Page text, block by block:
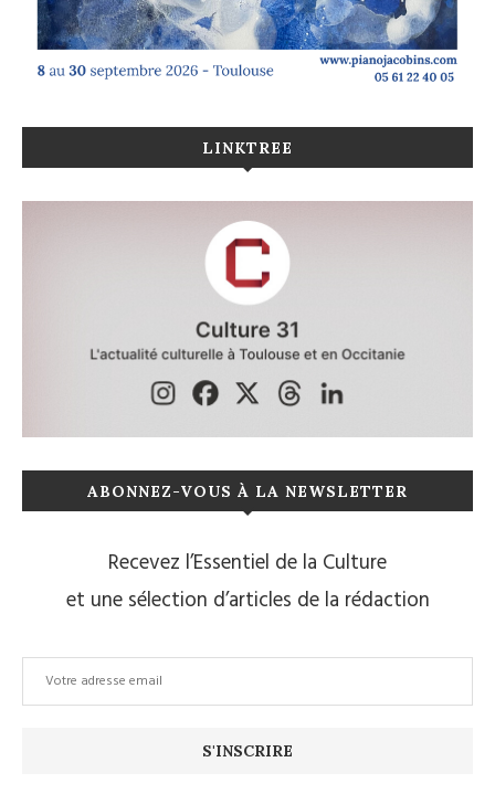
LINKTREE
ABONNEZ-VOUS À LA NEWSLETTER
Recevez l’Essentiel de la Culture
et une sélection d’articles de la rédaction